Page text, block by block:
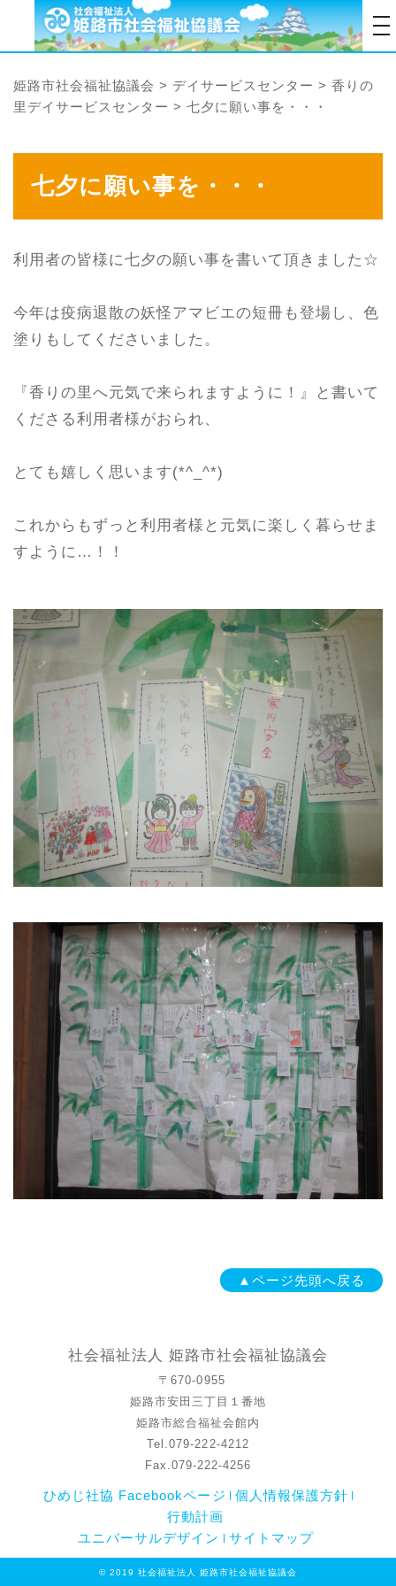
姫路市社会福祉協議会 > デイサービスセンター >香りの
里デイサービスセンター >七夕に願い事を・・・
七夕に願い事を・・・
利用者の皆様に七夕の願い事を書いて頂きました☆
今年は疫病退散の妖怪アマビエの短冊も登場し、色
塗りもしてくださいました。
『香りの里へ元気で来られますように！』と書いて
くださる利用者様がおられ、
とても嬉しく思います(*^_^*)
これからもずっと利用者様と元気に楽しく暮らせま
すように…！！
▲ページ先頭へ戻る
社会福祉法人 姫路市社会福祉協議会
〒670-0955
姫路市安田三丁目１番地
姫路市総合福祉会館内
Tel.079-222-4212
Fax.079-222-4256
ひめじ社協 Facebookページ
個人情報保護方針
行動計画
ユニバーサルデザイン
サイトマップ
© 2019 社会福祉法人 姫路市社会福祉協議会